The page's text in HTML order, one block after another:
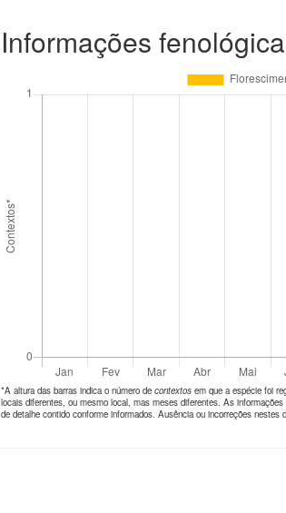
Informações
*A altura das barras indica o número de contextos em que a espécie foi
locais diferentes, ou mesmo local, mas meses diferentes. As
de detalhe contido conforme informados. Ausência ou incorreções nestes